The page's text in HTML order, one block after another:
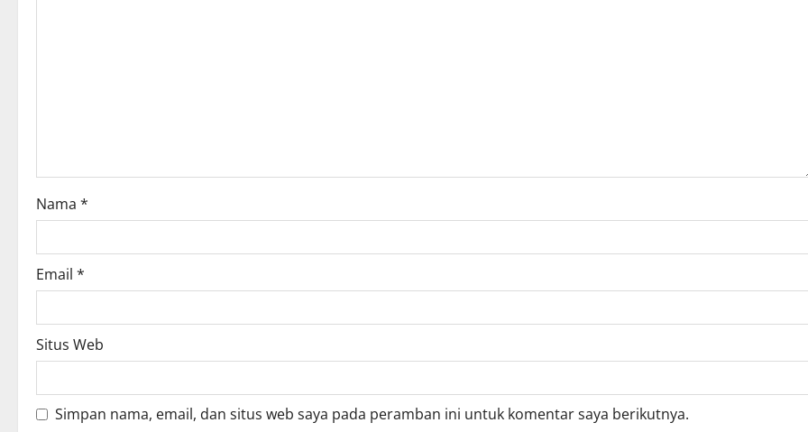
Nama *
Email *
Situs Web
Simpan nama, email, dan situs web saya pada peramban ini untuk komentar saya berikutnya.